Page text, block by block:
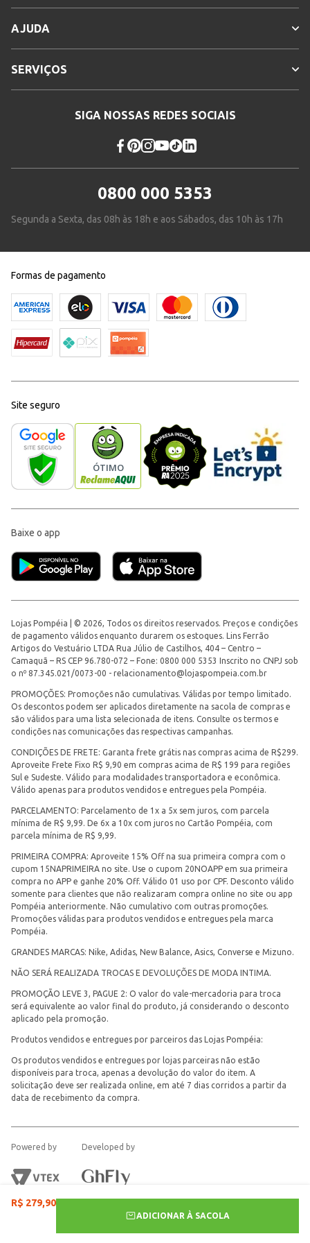
R$ 279,90
ADICIONAR À SACOLA
AJUDA
SERVIÇOS
SIGA NOSSAS REDES SOCIAIS
0800 000 5353
Segunda a Sexta, das 08h às 18h e aos Sábados, das 10h às 17h
Formas de pagamento
Site seguro
Baixe o app
Lojas Pompéia | © 2026, Todos os direitos reservados. Preços e condições
de pagamento válidos enquanto durarem os estoques. Lins Ferrão
Artigos do Vestuário LTDA Rua Júlio de Castilhos, 404 – Centro –
Camaquã – RS CEP 96.780-072 – Fone: 0800 000 5353 Inscrito no CNPJ sob
o nº 87.345.021/0073-00 - relacionamento@lojaspompeia.com.br
PROMOÇÕES: Promoções não cumulativas. Válidas por tempo limitado.
Os descontos podem ser aplicados diretamente na sacola de compras e
são válidos para uma lista selecionada de itens. Consulte os termos e
condições nas comunicações das respectivas campanhas.
CONDIÇÕES DE FRETE: Garanta frete grátis nas compras acima de R$299.
Aproveite Frete Fixo R$ 9,90 em compras acima de R$ 199 para regiões
Sul e Sudeste. Válido para modalidades transportadora e econômica.
Válido apenas para produtos vendidos e entregues pela Pompéia.
PARCELAMENTO: Parcelamento de 1x a 5x sem juros, com parcela
mínima de R$ 9,99. De 6x a 10x com juros no Cartão Pompéia, com
parcela mínima de R$ 9,99.
PRIMEIRA COMPRA: Aproveite 15% Off na sua primeira compra com o
cupom 15NAPRIMEIRA no site. Use o cupom 20NOAPP em sua primeira
compra no APP e ganhe 20% Off. Válido 01 uso por CPF. Desconto válido
somente para clientes que não realizaram compra online no site ou app
Pompéia anteriormente. Não cumulativo com outras promoções.
Promoções válidas para produtos vendidos e entregues pela marca
Pompéia.
GRANDES MARCAS: Nike, Adidas, New Balance, Asics, Converse e Mizuno.
NÃO SERÁ REALIZADA TROCAS E DEVOLUÇÕES DE MODA INTIMA.
PROMOÇÃO LEVE 3, PAGUE 2: O valor do vale-mercadoria para troca
será equivalente ao valor final do produto, já considerando o desconto
aplicado pela promoção.
Produtos vendidos e entregues por parceiros das Lojas Pompéia:
Os produtos vendidos e entregues por lojas parceiras não estão
disponíveis para troca, apenas a devolução do valor do item. A
solicitação deve ser realizada online, em até 7 dias corridos a partir da
data de recebimento da compra.
Powered by Developed by